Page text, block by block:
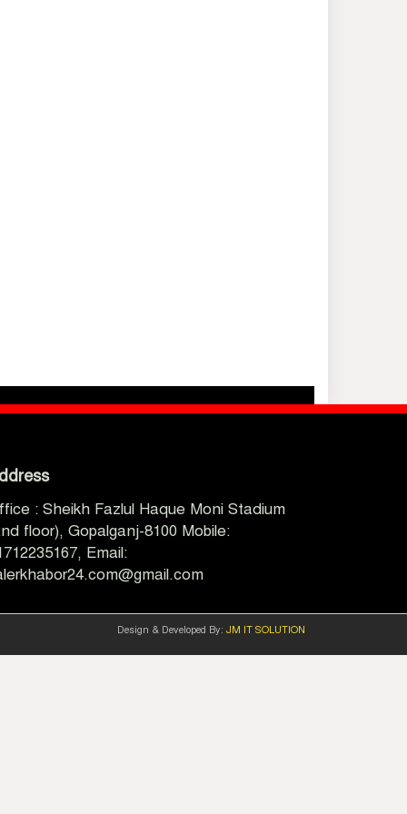
: Sheikh Fazlul Haque Moni Stadium
floor), Gopalganj-8100 Mobile:
Email:
Design & Developed By: JM IT SOLUTION